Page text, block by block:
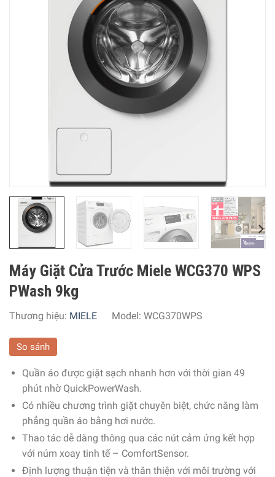
Máy Giặt Cửa Trước Miele WCG370 WPS
PWash 9kg
Thương hiệu: MIELE Model: WCG370WPS
So sánh
Quần áo được giặt sạch nhanh hơn với thời gian 49
phút nhờ QuickPowerWash.
Có nhiều chương trình giặt chuyên biệt, chức năng làm
phẳng quần áo bằng hơi nước.
Thao tác dễ dàng thông qua các nút cảm ứng kết hợp
với núm xoay tinh tế – ComfortSensor.
Định lượng thuận tiện và thân thiện với môi trường với